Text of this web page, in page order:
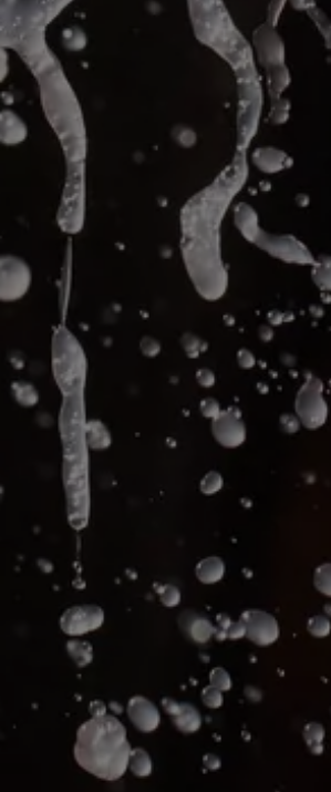
devez être âgé de 18 ans
J’accepte les termes et
J'ai l'âge légal
Je n'ai pas l'âge